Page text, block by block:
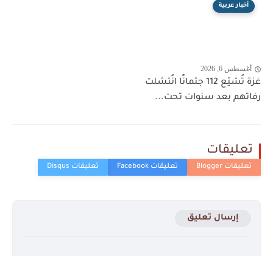
أخبار عربية
أغسطس 6, 2026
غزة تُشيّع 112 جثمانًا انُتشلت
رفاتهم بعد سنوات تحت...
تعليقات
إرسال تعليق